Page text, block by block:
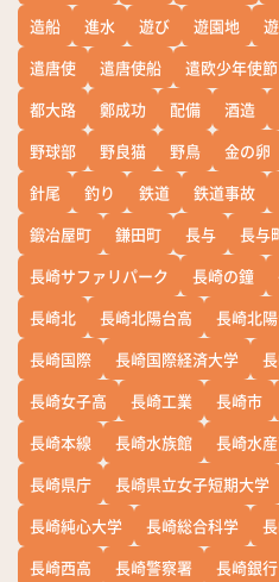
造船
進水 遊び 遊園地
遣唐使
遣唐使船 遣欧少年使節
都大路
鄭成功 配備 酒造
野球部
野良猫 野鳥 金の卵
針尾
釣り 鉄道 鉄道事故
鍛冶屋町
鎌田町 長与 長与
長崎サファリパーク
長崎の鐘
長崎北
長崎北陽台高 長崎北
長崎国際
長崎国際経済大学
長崎女子高
長崎工業 長崎市
長崎本線
長崎水族館 長崎水
長崎県庁
長崎県立女子短期大学
長崎純心大学
長崎総合科学
長崎西高
長崎警察署 長崎銀行